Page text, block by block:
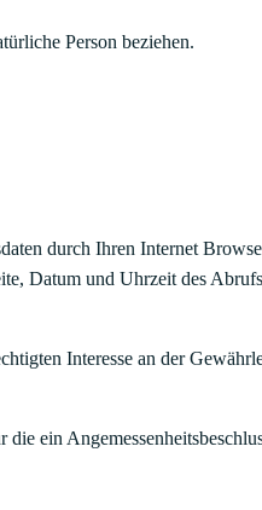
Person beziehen.
durch Ihren Internet
Datum und Uhrzeit des
Interesse an der
ein